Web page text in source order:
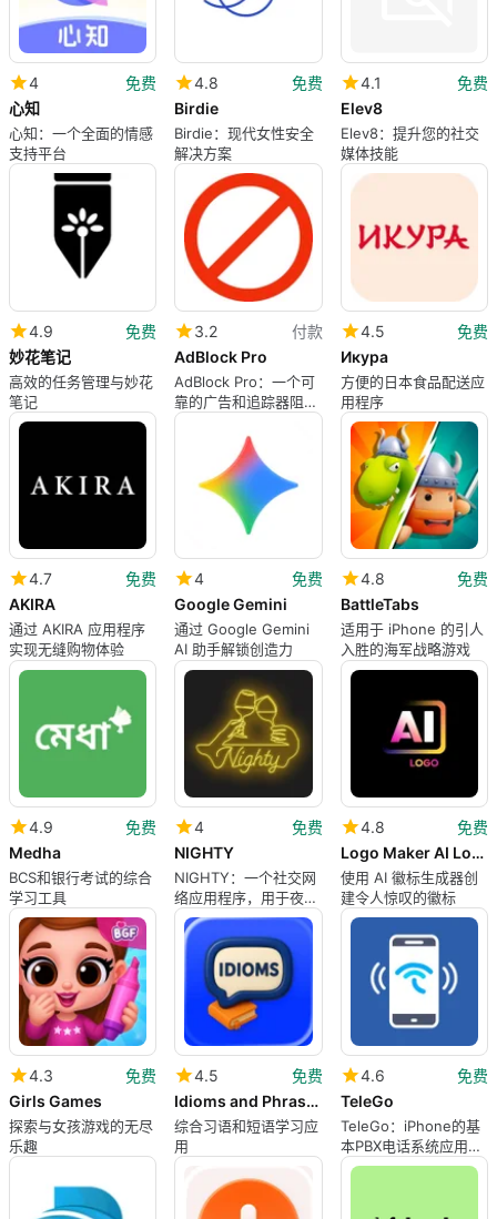
4
免费
心知
心知：一个全面的情感
支持平台
4.8
免费
Birdie
Birdie：现代女性安全
解决方案
4.1
免费
Elev8
Elev8：提升您的社交
媒体技能
4.9
免费
妙花笔记
高效的任务管理与妙花
笔记
3.2
付款
AdBlock Pro
AdBlock Pro：一个可
靠的广告和追踪器阻止
器
4.5
免费
Икура
方便的日本食品配送应
用程序
4.7
免费
AKIRA
通过 AKIRA 应用程序
实现无缝购物体验
4
免费
Google Gemini
通过 Google Gemini
AI 助手解锁创造力
4.8
免费
BattleTabs
适用于 iPhone 的引人
入胜的海军战略游戏
4.9
免费
Medha
BCS和银行考试的综合
学习工具
4
免费
NIGHTY
NIGHTY：一个社交网
络应用程序，用于夜间
外出
4.8
免费
Logo Maker AI Logo Generator
使用 AI 徽标生成器创
建令人惊叹的徽标
4.3
免费
Girls Games
探索与女孩游戏的无尽
乐趣
4.5
免费
Idioms and Phrases.
综合习语和短语学习应
用
4.6
免费
TeleGo
TeleGo：iPhone的基
本PBX电话系统应用程
序